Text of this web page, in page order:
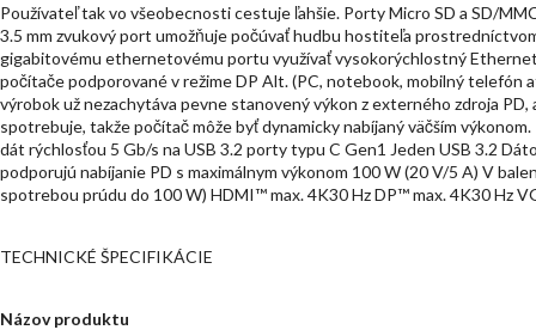
Používateľ tak vo všeobecnosti cestuje ľahšie. Porty Micro SD a SD/
3.5 mm zvukový port umožňuje počúvať hudbu hostiteľa
gigabitovému ethernetovému portu využívať vysokorýchlostný
počítače podporované v režime DP Alt. (PC, notebook, mobilný telefón
výrobok už nezachytáva pevne stanovený výkon z externého zdroja
spotrebuje, takže počítač môže byť dynamicky nabíjaný väčším
dát rýchlosťou 5 Gb/s na USB 3.2 porty typu C Gen1 Jeden USB 3.2
podporujú nabíjanie PD s maximálnym výkonom 100 W (20 V/5 A) V
spotrebou prúdu do 100 W) HDMI™ max. 4K30 Hz DP™ max. 4K30 Hz
TECHNICKÉ ŠPECIFIKÁCIE
Názov produktu